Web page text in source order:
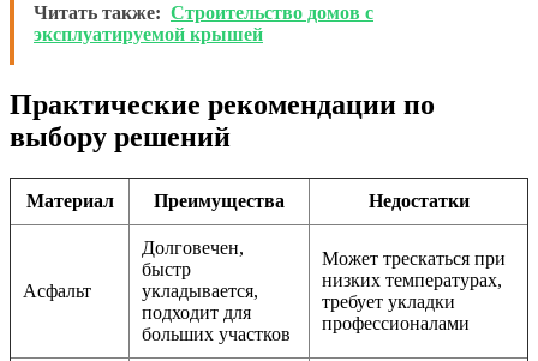
Читать также: Строительство домов с
эксплуатируемой крышей
Практические рекомендации по
выбору решений
Материал Преимущества Недостатки
Асфальт
Долговечен,
быстр
укладывается,
подходит для
больших участков
Может трескаться при
низких температурах,
требует укладки
профессионалами